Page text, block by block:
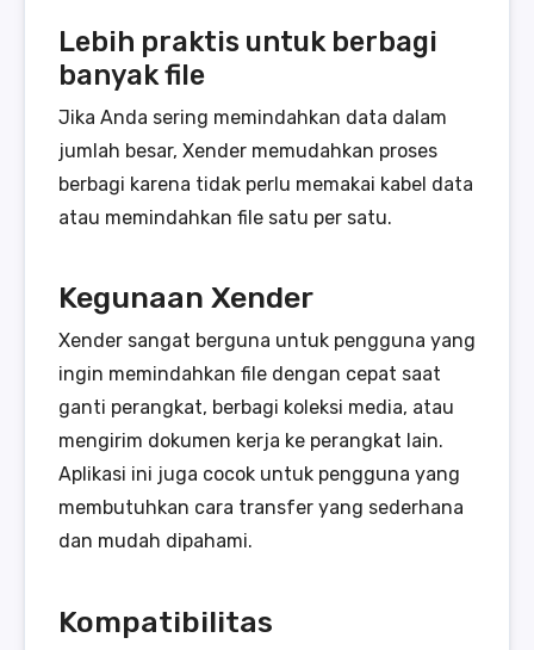
Lebih praktis untuk berbagi
banyak file
Jika Anda sering memindahkan data dalam
jumlah besar, Xender memudahkan proses
berbagi karena tidak perlu memakai kabel data
atau memindahkan file satu per satu.
Kegunaan Xender
Xender sangat berguna untuk pengguna yang
ingin memindahkan file dengan cepat saat
ganti perangkat, berbagi koleksi media, atau
mengirim dokumen kerja ke perangkat lain.
Aplikasi ini juga cocok untuk pengguna yang
membutuhkan cara transfer yang sederhana
dan mudah dipahami.
Kompatibilitas